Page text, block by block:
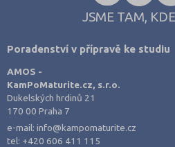
JSME TAM,
Poradenství v přípravě ke studiu
AMOS -
KamPoMaturite.cz, s.r.o.
Dukelských hrdinů 21
170 00 Praha 7
e-mail:info@kampomaturite.cz
tel: +420 606 411 115